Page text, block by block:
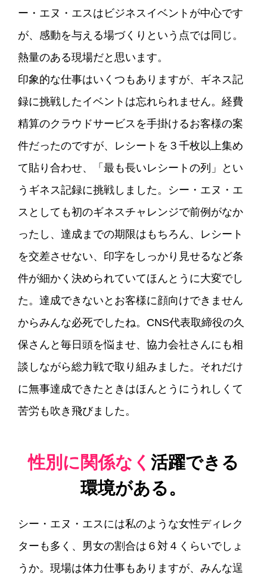
ー・エヌ・エスはビジネスイベントが中心です
が、感動を与える場づくりという点では同じ。
熱量のある現場だと思います。
印象的な仕事はいくつもありますが、ギネス記
録に挑戦したイベントは忘れられません。経費
精算のクラウドサービスを手掛けるお客様の案
件だったのですが、レシートを３千枚以上集め
て貼り合わせ、「最も長いレシートの列」とい
うギネス記録に挑戦しました。シー・エヌ・エ
スとしても初のギネスチャレンジで前例がなか
ったし、達成までの期限はもちろん、レシート
を交差させない、印字をしっかり見せるなど条
件が細かく決められていてほんとうに大変でし
た。達成できないとお客様に顔向けできません
からみんな必死でしたね。CNS代表取締役の久
保さんと毎日頭を悩ませ、協力会社さんにも相
談しながら総力戦で取り組みました。それだけ
に無事達成できたときはほんとうにうれしくて
苦労も吹き飛びました。
性別に関係なく 活躍できる
環境がある。
シー・エヌ・エスには私のような女性ディレク
ターも多く、男女の割合は６対４くらいでしょ
うか。現場は体力仕事もありますが、みんな逞